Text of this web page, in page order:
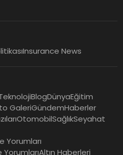
Insurance News
BlogDünyaEğitim
GaleriGündemHaberler
OtomobilSağlıkSeyahat
Yorumları
Altın Haberleri